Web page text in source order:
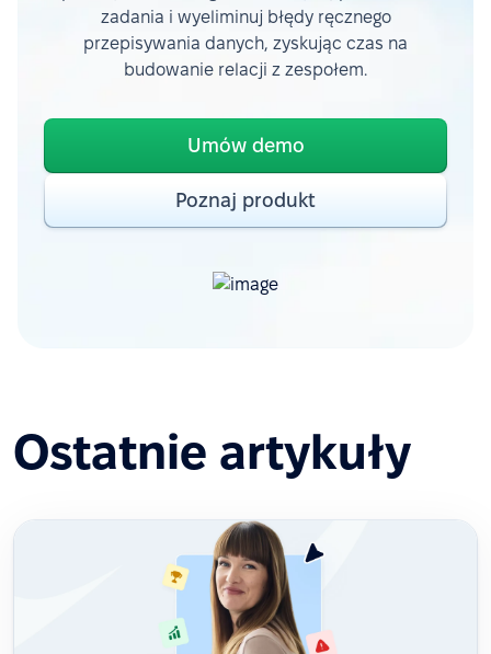
zadania i wyeliminuj błędy ręcznego
przepisywania danych, zyskując czas na
budowanie relacji z zespołem.
Umów demo
Poznaj produkt
Ostatnie artykuły